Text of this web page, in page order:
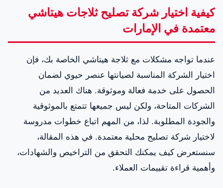
كيفية اختيار شركة تصليح ثلاجات هيتاشي
معتمدة في الإمارات
عندما تواجه مشكلات مع ثلاجة هيتاشي الخاصة بك، فإن
اختيار الشركة المناسبة لصيانتها عنصر حيوي لضمان
الحصول على خدمة فعالة وموثوقة. هناك العديد من
الشركات المتاحة، ولكن ليس جميعها تتمتع بالموثوقية
والجودة المطلوبة. لذا، من المهم اتباع خطوات مدروسة
لاختيار شركة تصليح محلية معتمدة. في هذه المقالة،
سنستعرض كيف يمكنك التحقق من التراخيص والشهادات،
وأهمية قراءة تقييمات العملاء.